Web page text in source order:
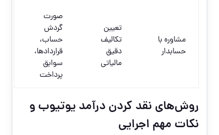
مشاوره با
حسابدار
تعیین
تکالیف
دقیق
مالیاتی
صورت
گردش
حساب،
قراردادها،
سوابق
پرداخت
روش‌های نقد کردن درآمد یوتیوب و
نکات مهم اجرایی